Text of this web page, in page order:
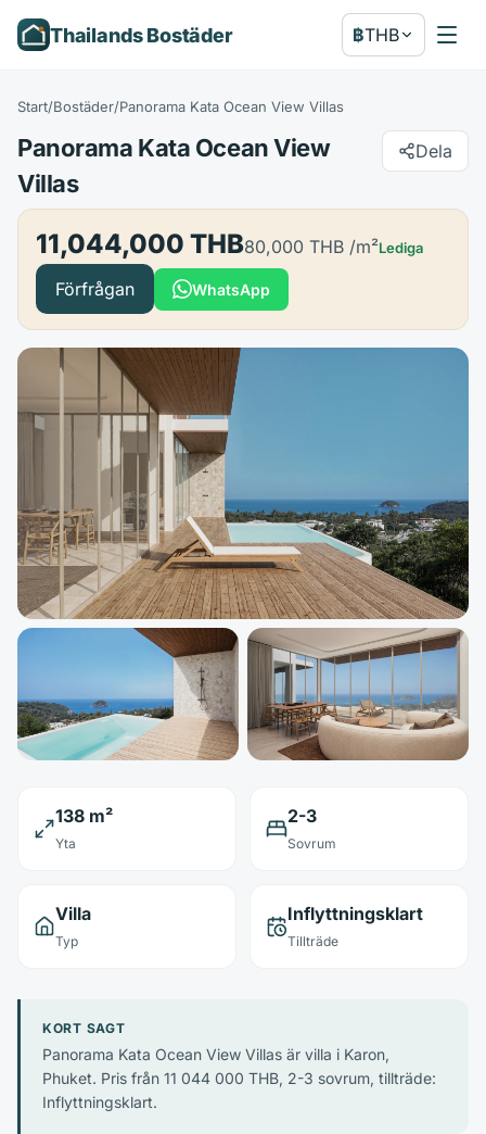
Thailands Bostäder ฿THB
Start/Bostäder/Panorama Kata Ocean View Villas
Panorama Kata Ocean View
Villas
Dela
11,044,000 THB80,000 THB /m²Lediga
Förfrågan WhatsApp
138 m²
Yta
2-3
Sovrum
Villa
Typ
Inflyttningsklart
Tillträde
KORT SAGT
Panorama Kata Ocean View Villas är villa i Karon,
Phuket. Pris från 11 044 000 THB, 2-3 sovrum, tillträde:
Inflyttningsklart.